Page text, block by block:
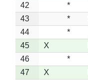
42
*
43
*
44
*
45
X
46
*
47
X